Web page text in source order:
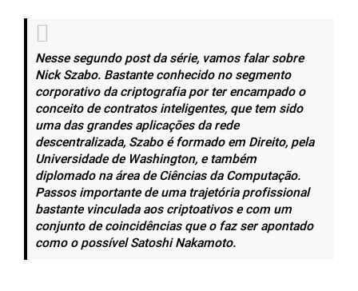
Nesse segundo post da série, vamos falar sobre
Nick Szabo. Bastante conhecido no segmento
corporativo da criptografia por ter encampado o
conceito de contratos inteligentes, que tem sido
uma das grandes aplicações da rede
descentralizada, Szabo é formado em Direito, pela
Universidade de Washington, e também
diplomado na área de Ciências da Computação.
Passos importante de uma trajetória profissional
bastante vinculada aos criptoativos e com um
conjunto de coincidências que o faz ser apontado
como o possível Satoshi Nakamoto.